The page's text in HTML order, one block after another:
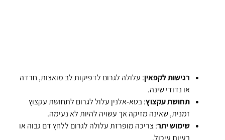
רגישות לקפאין: עלולה לגרום לדפיקות לב מואצות, חרדה
או נדודי שינה.
תחושת עקצוץ: בטא-אלנין עלול לגרום לתחושת עקצוץ
זמנית, שאינה מזיקה אך עשויה להיות לא נעימה.
שימוש יתר: צריכה מופרזת עלולה לגרום ללחץ דם גבוה או
בעיות עיכול.